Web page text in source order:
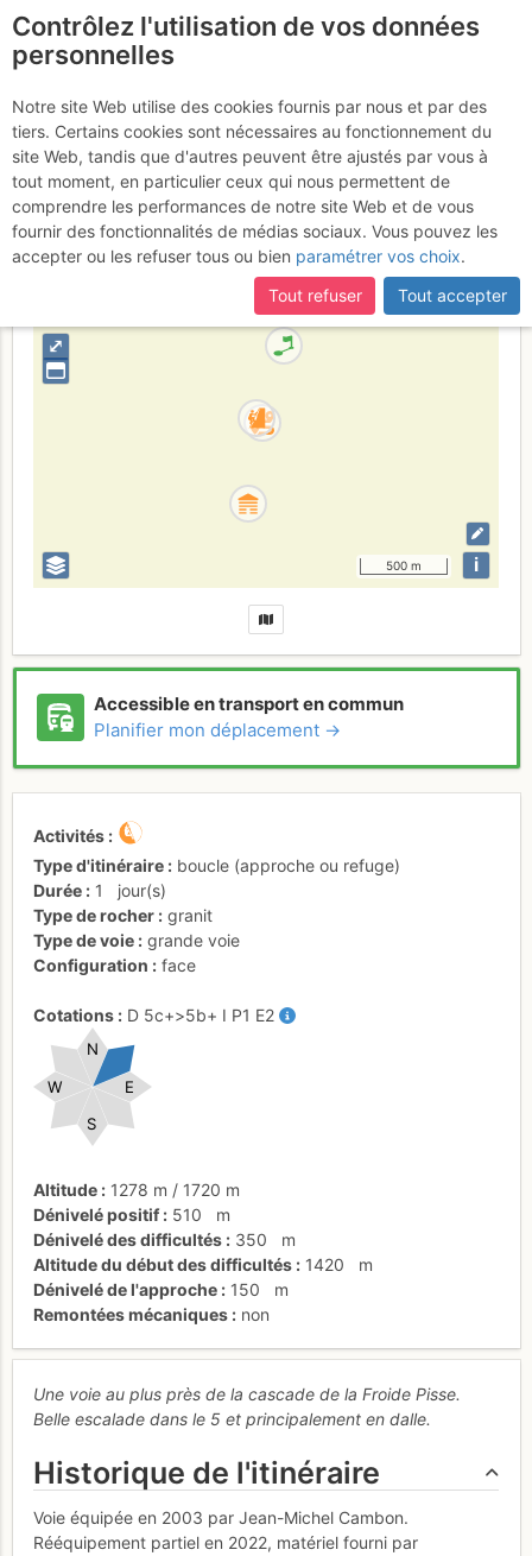
Cascade de l'Alpe
du Pin : Pin Thotal
France Isère Écrins
⤢
500 m i
Accessible en transport en commun
Planifier mon déplacement →
Activités
Type d'itinéraire
boucle (approche ou refuge)
Durée
1
jour(s)
Type de rocher
granit
Type de voie
grande voie
Configuration
face
Cotations D 5c+>5b+ I P1 E2
E
W
S
N
Altitude 1278 m / 1720 m
Dénivelé positif
510
m
Dénivelé des difficultés
350
m
Altitude du début des difficultés
1420
m
Dénivelé de l'approche
150
m
Remontées mécaniques
non
Une voie au plus près de la cascade de la Froide Pisse.
Belle escalade dans le 5 et principalement en dalle.
Historique de l'itinéraire
Voie équipée en 2003 par Jean-Michel Cambon.
Rééquipement partiel en 2022, matériel fourni par
Contrôlez l'utilisation de vos données
personnelles
Notre site Web utilise des cookies fournis par nous et par des
tiers. Certains cookies sont nécessaires au fonctionnement du
site Web, tandis que d'autres peuvent être ajustés par vous à
tout moment, en particulier ceux qui nous permettent de
comprendre les performances de notre site Web et de vous
fournir des fonctionnalités de médias sociaux. Vous pouvez les
accepter ou les refuser tous ou bien paramétrer vos choix.
Tout refuser
Tout accepter